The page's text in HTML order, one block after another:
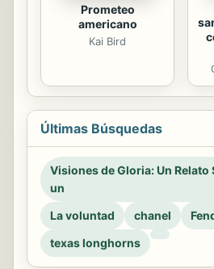
Prometeo
americano
Kai Bird
Últimas Búsquedas
Visiones de Gloria: Un
un
La voluntad
chanel
texas longhorns